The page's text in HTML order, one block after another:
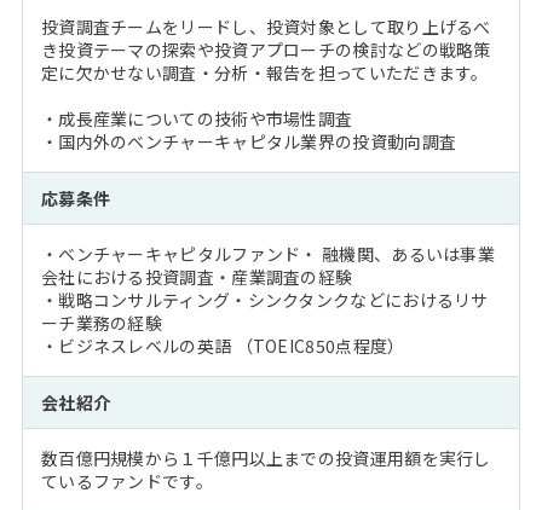
MBAを生かす求人特集
MBA NETWORKING
投資調査チームをリードし、投資対象として取り上げるべ
き投資テーマの探索や投資アプローチの検討などの戦略策
定に欠かせない調査・分析・報告を担っていただきます。
・成長産業についての技術や市場性調査
・国内外のベンチャーキャピタル業界の投資動向調査
応募条件
・ベンチャーキャピタルファンド・ 融機関、あるいは事業
会社における投資調査・産業調査の経験
・戦略コンサルティング・シンクタンクなどにおけるリサ
ーチ業務の経験
・ビジネスレベルの英語 （TOEIC850点程度）
会社紹介
数百億円規模から１千億円以上までの投資運用額を実行し
ているファンドです。